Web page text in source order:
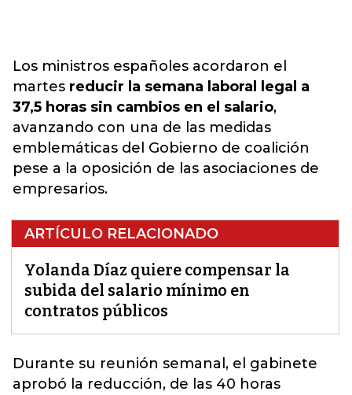
Los ministros españoles acordaron el
martes reducir la semana laboral legal a
37,5 horas sin cambios en el salario,
avanzando con una de las medidas
emblemáticas del Gobierno de coalición
pese a la oposición de las asociaciones de
empresarios.
ARTÍCULO RELACIONADO
Yolanda Díaz quiere compensar la
subida del salario mínimo en
contratos públicos
Durante su reunión semanal, el gabinete
aprobó la reducción, de las 40 horas